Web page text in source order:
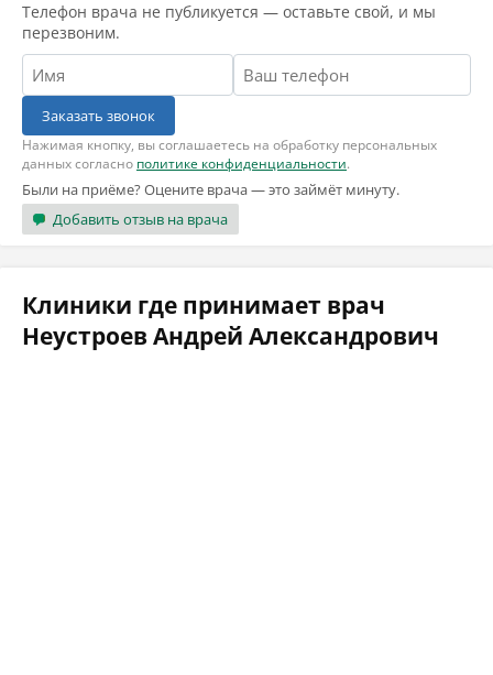
Телефон врача не публикуется — оставьте свой, и мы
перезвоним.
Заказать звонок
Нажимая кнопку, вы соглашаетесь на обработку персональных
данных согласно политике конфиденциальности.
Были на приёме? Оцените врача — это займёт минуту.
Добавить отзыв на врача
Клиники где принимает врач
Неустроев Андрей Александрович